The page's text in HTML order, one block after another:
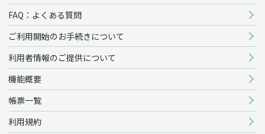
FAQ：よくある質問
ご利用開始のお手続きについて
利用者情報のご提供について
機能概要
帳票一覧
利用規約